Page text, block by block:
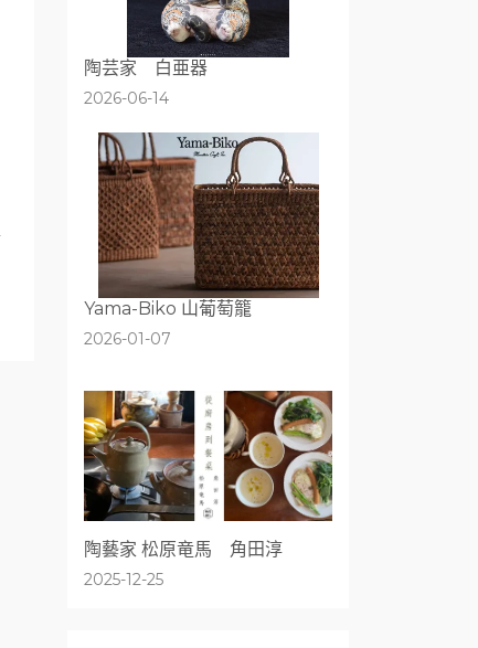
陶芸家 白亜器
2026-06-14
Yama-Biko 山葡萄籠
2026-01-07
陶藝家 松原竜馬 角田淳
2025-12-25